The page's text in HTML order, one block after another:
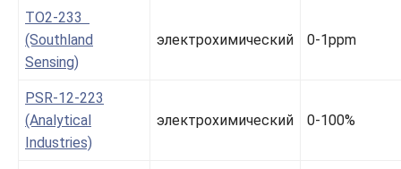
TO2-233
(Southland
Sensing)
электрохимический 0-1ppm
PSR-12-223
(Analytical
Industries)
электрохимический 0-100%